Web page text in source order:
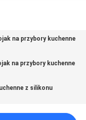
na przybory kuchenne
na przybory kuchenne
z silikonu